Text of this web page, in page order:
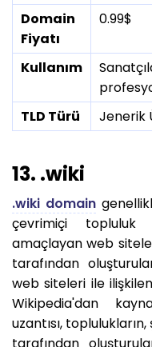
Domain
Fiyatı
0.99$
Kullanım
TLD Türü
Jenerik
13. .wiki
.wiki domain
çevrimiçi topluluk
amaçlayan web
tarafından
web siteleri ile
Wikipedia'dan
uzantısı,